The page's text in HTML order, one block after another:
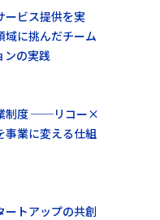
ービス提供を実
に挑んだチーム
ンの実践
制度 ──リコー×
事業に変える仕組
トアップの共創